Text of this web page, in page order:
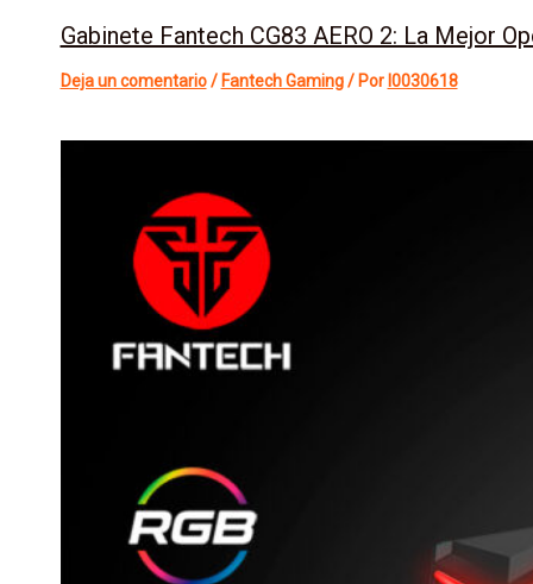
Gabinete Fantech CG83 AERO 2: La Mejor
Deja un comentario / Fantech Gaming/ Por l0030618